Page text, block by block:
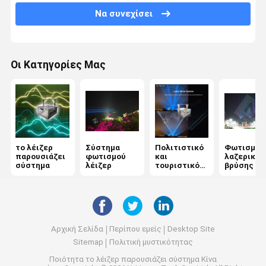
Φως λέιζερ κλαμπ
Φως λέιζερ 80W
Φως λέιζερ υψηλής ισχύος
Να συνεχίσει
Οι Κατηγορίες Μας
το λέιζερ
παρουσιάζει
σύστημα
Σύστημα
φωτισμού
λέιζερ
Πολιτιστικό
και
τουριστικό
Φωτισμός
λαζερικής
βρύσης
Αρχική Σελίδα Περίπου εμείς
Desktop Site
Sitemap
Πολιτική μυστικότητας
Ποιότητα το λέιζερ παρουσιάζει σύστημα Κίνα